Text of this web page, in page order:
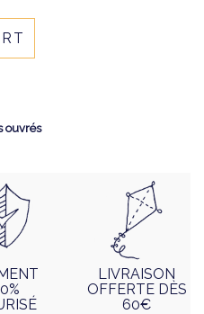
ouvrés
LIVRAISON
OFFERTE DÈS
60€